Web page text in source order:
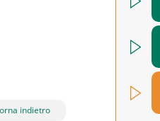
indietro